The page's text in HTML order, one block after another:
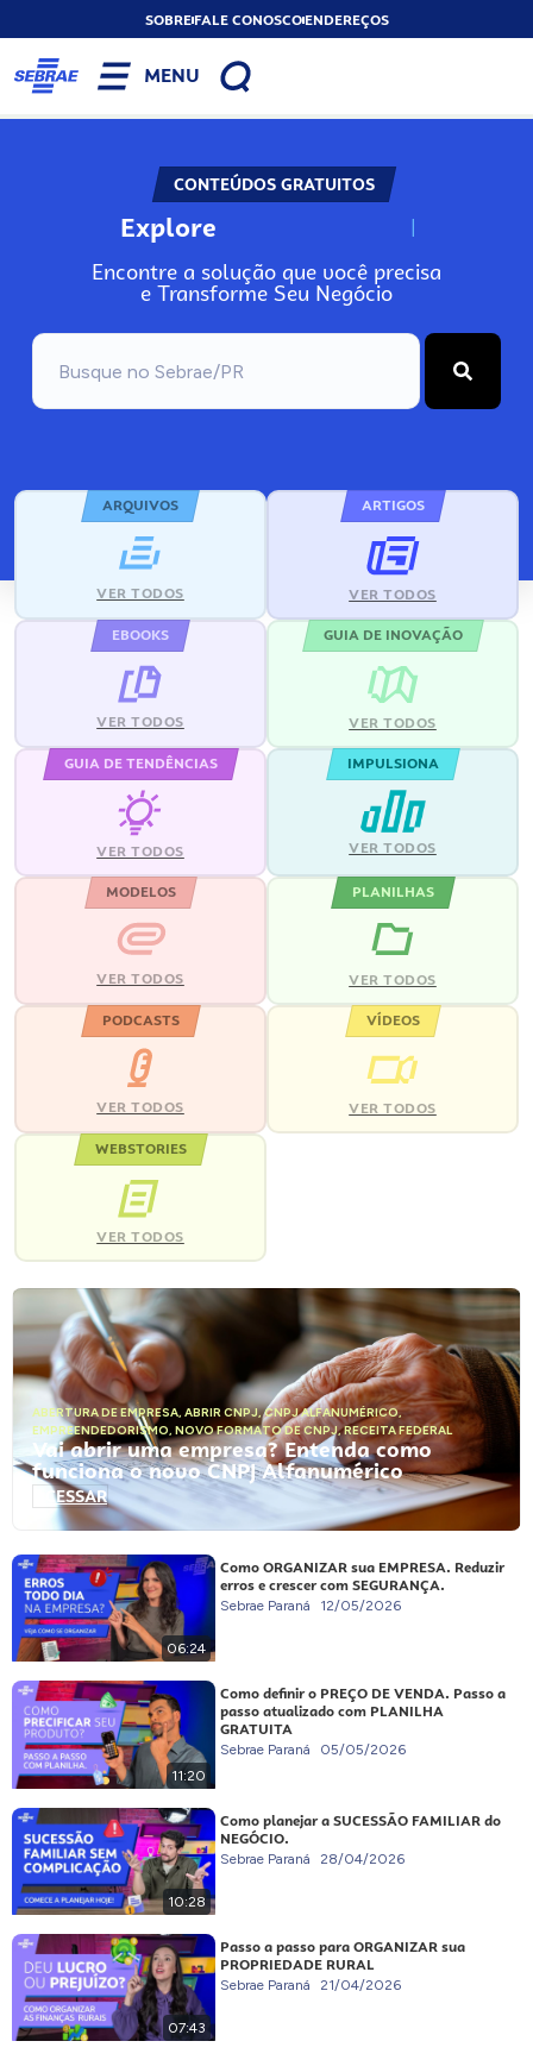
SOBREFALE CONOSCOENDEREÇOS
MENU
CONTEÚDOS GRATUITOS
Explore N
Encontre a solução que você precisa
e Transforme Seu Negócio
ARQUIVOS
VER TODOS
ARTIGOS
VER TODOS
EBOOKS
VER TODOS
GUIA DE INOVAÇÃO
VER TODOS
GUIA DE TENDÊNCIAS
VER TODOS
IMPULSIONA
VER TODOS
MODELOS
VER TODOS
PLANILHAS
VER TODOS
PODCASTS
VER TODOS
VÍDEOS
VER TODOS
WEBSTORIES
VER TODOS
ABERTURA DE EMPRESA, ABRIR CNPJ,CNPJ ALFANUMÉRICO,
EMPREENDEDORISMO, NOVO FORMATO DE CNPJ,RECEITA FEDERAL
Vai abrir uma empresa? Entenda como
funciona o novo CNPJ Alfanumérico
ACESSAR
06:24
Como ORGANIZAR sua EMPRESA. Reduzir
erros e crescer com SEGURANÇA.
Sebrae Paraná 12/05/2026
11:20
Como definir o PREÇO DE VENDA. Passo a
passo atualizado com PLANILHA
GRATUITA
Sebrae Paraná 05/05/2026
10:28
Como planejar a SUCESSÃO FAMILIAR do
NEGÓCIO.
Sebrae Paraná 28/04/2026
07:43
Passo a passo para ORGANIZAR sua
PROPRIEDADE RURAL
Sebrae Paraná 21/04/2026